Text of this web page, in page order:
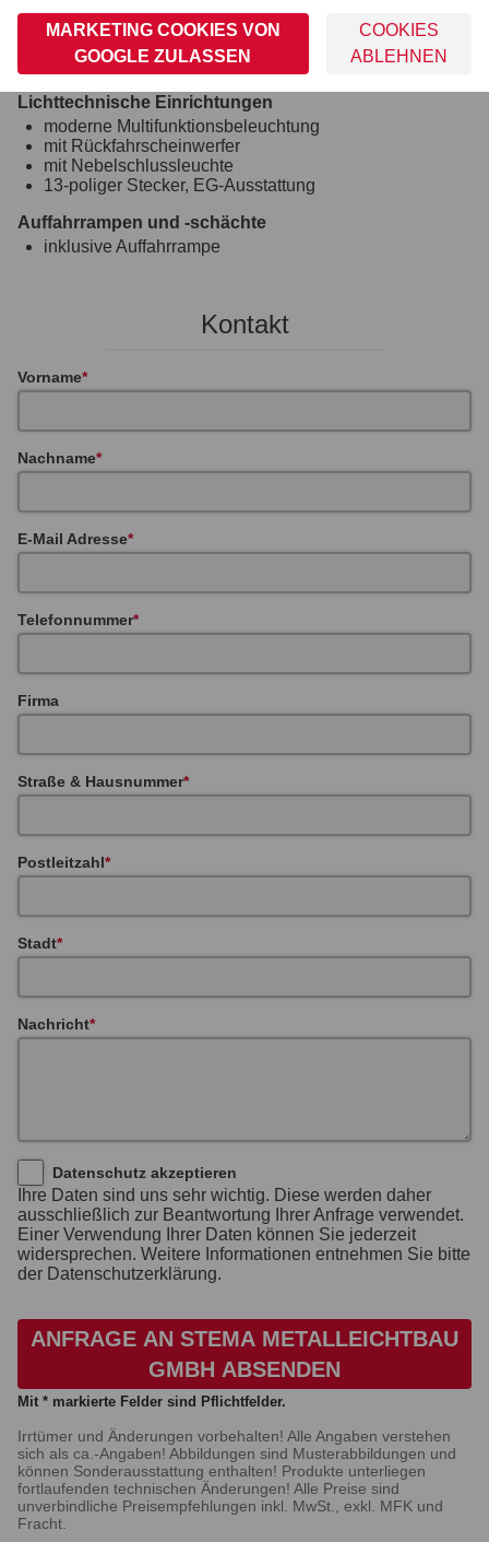
Verzurr- und Sicherungsmöglichkeiten
Zahlreiche Verzurrpunkte an der 2-seitigen Reling
Lichttechnische Einrichtungen
moderne Multifunktionsbeleuchtung
mit Rückfahrscheinwerfer
mit Nebelschlussleuchte
13-poliger Stecker, EG-Ausstattung
Auffahrrampen und -schächte
inklusive Auffahrrampe
Kontakt
Vorname
Nachname
E-Mail Adresse
Telefonnummer
Firma
Straße & Hausnummer
Postleitzahl
Stadt
Nachricht
Datenschutz akzeptieren
Ihre Daten sind uns sehr wichtig. Diese werden daher
ausschließlich zur Beantwortung Ihrer Anfrage verwendet.
Einer Verwendung Ihrer Daten können Sie jederzeit
widersprechen. Weitere Informationen entnehmen Sie bitte
der Datenschutzerklärung.
ANFRAGE AN STEMA METALLEICHTBAU
GMBH ABSENDEN
Mit * markierte Felder sind Pflichtfelder.
Irrtümer und Änderungen vorbehalten! Alle Angaben verstehen
sich als ca.-Angaben! Abbildungen sind Musterabbildungen und
können Sonderausstattung enthalten! Produkte unterliegen
fortlaufenden technischen Änderungen! Alle Preise sind
unverbindliche Preisempfehlungen inkl. MwSt., exkl. MFK und
Fracht.
MARKETING COOKIES VON
GOOGLE ZULASSEN
COOKIES
ABLEHNEN